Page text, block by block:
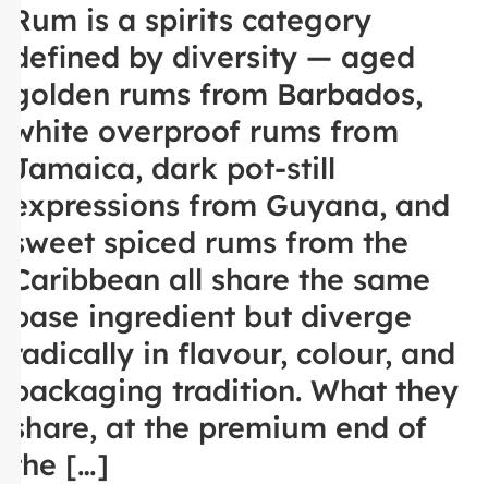
Rum is a spirits category
defined by diversity — aged
golden rums from Barbados,
white overproof rums from
Jamaica, dark pot-still
expressions from Guyana, and
sweet spiced rums from the
Caribbean all share the same
base ingredient but diverge
radically in flavour, colour, and
packaging tradition. What they
share, at the premium end of
the […]